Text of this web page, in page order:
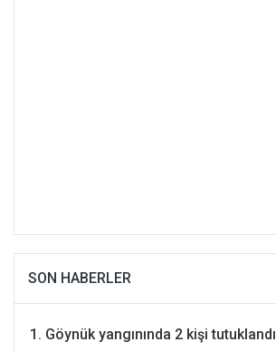
SON HABERLER
Göynük yangınında 2 kişi tutuklandı